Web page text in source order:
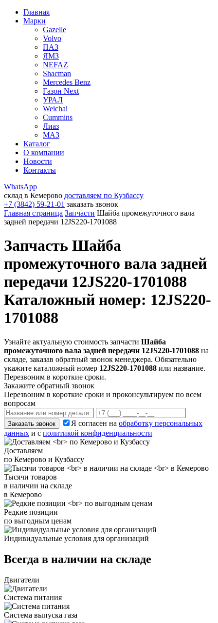
Главная
Марки
Gazelle
Volvo
ПАЗ
ЯМЗ
NEFAZ
Shacman
Mercedes Benz
Газон Next
УРАЛ
Weichai
Cummins
Лиаз
МАЗ
Каталог
О компании
Новости
Контакты
WhatsApp
склад в Кемерово доставляем по Кузбассу
+7 (3842) 59-21-01 заказать звонок
Главная страница Запчасти Шайба промежуточного вала
задней передачи 12JS220-1701088
Запчасть Шайба
промежуточного вала задней
передачи 12JS220-1701088
Каталожный номер: 12JS220-
1701088
Узнайте актуальную стоимость запчасти Шайба
промежуточного вала задней передачи 12JS220-1701088 на
складе, заказав обратный звонок менеджера. Обязательно
укажите каталожный номер 12JS220-1701088 или название.
Перезвоним в короткие сроки.
Закажите обратный звонок
Перезвоним в короткие сроки и проконсультируем по всем
вопросам
Заказать звонок Я согласен на обработку персональных
данных и с политикой конфиденциальности
Доставляем
по Кемерово и Кузбассу
Тысячи товаров
в наличии на складе
в Кемерово
Редкие позиции
по выгодным ценам
Индивидуальные условия для организаций
Всегда в наличии на складе
Двигатели
Система питания
Система выпуска газа